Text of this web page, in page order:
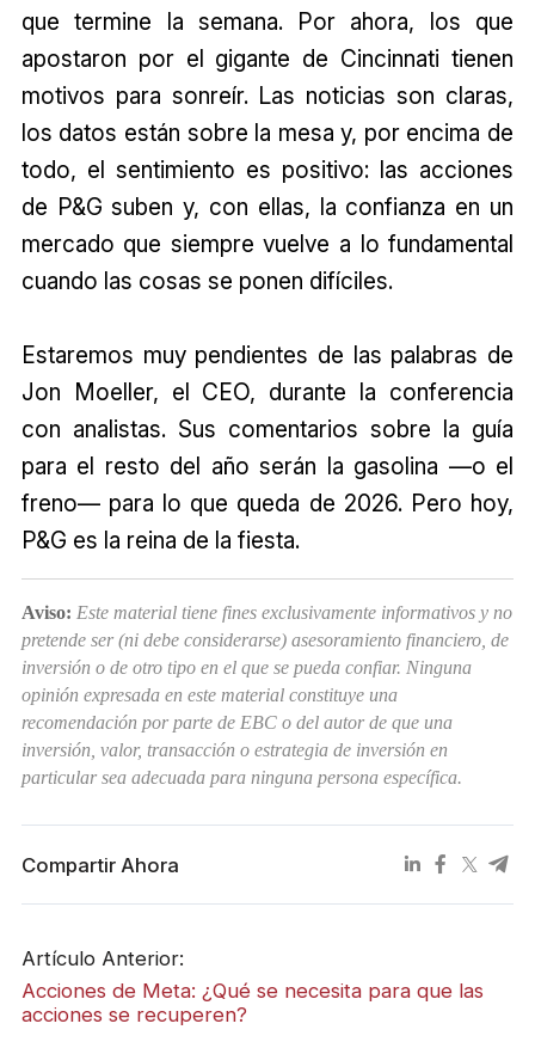
que termine la semana. Por ahora, los que
apostaron por el gigante de Cincinnati tienen
motivos para sonreír. Las noticias son claras,
los datos están sobre la mesa y, por encima de
todo, el sentimiento es positivo: las acciones
de P&G suben y, con ellas, la confianza en un
mercado que siempre vuelve a lo fundamental
cuando las cosas se ponen difíciles.
Estaremos muy pendientes de las palabras de
Jon Moeller, el CEO, durante la conferencia
con analistas. Sus comentarios sobre la guía
para el resto del año serán la gasolina —o el
freno— para lo que queda de 2026. Pero hoy,
P&G es la reina de la fiesta.
Aviso: Este material tiene fines exclusivamente informativos y no
pretende ser (ni debe considerarse) asesoramiento financiero, de
inversión o de otro tipo en el que se pueda confiar. Ninguna
opinión expresada en este material constituye una
recomendación por parte de EBC o del autor de que una
inversión, valor, transacción o estrategia de inversión en
particular sea adecuada para ninguna persona específica.
Compartir Ahora
Artículo Anterior:
Acciones de Meta: ¿Qué se necesita para que las
acciones se recuperen?